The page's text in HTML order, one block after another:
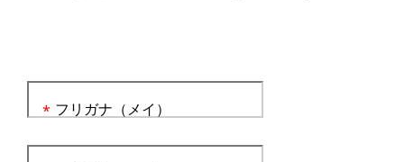
フリガナ（メイ）
*